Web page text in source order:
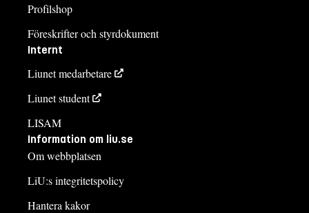
Profilshop
Föreskrifter och styrdokument
Internt
Liunet medarbetare
Liunet student
LISAM
Information om liu.se
Om webbplatsen
LiU:s integritetspolicy
Hantera kakor